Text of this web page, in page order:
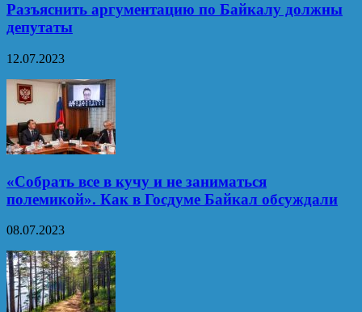
Разъяснить аргументацию по Байкалу должны
депутаты
12.07.2023
«Собрать все в кучу и не заниматься
полемикой». Как в Госдуме Байкал обсуждали
08.07.2023